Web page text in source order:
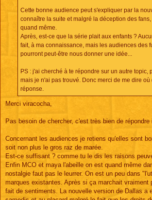
Cette bonne audience peut s'expliquer par la
connaître la suite et malgré la déception des
quand même.
Après, est-ce que la série plait aux enfants ?
fait, à ma connaissance, mais les audiences des
pourront peut-être nous donner une idée...
PS : j'ai cherché à te répondre sur un autre topic,
mais je n'ai pas trouvé. Donc merci de me dire où
réponse.
Merci viracocha,
Pas besoin de chercher, c'est très bien de répondre
Concernant les audiences je retiens qu'elles sont
soit non plus le gros raz de marée.
Est-ce suffisant ? comme tu le dis les raisons
Enfin MCO et maya l'abeille on est quand même
nostalgie faut pas le leurrer. On est un peu dans
marques existantes. Après si ça marchait vraiment
fait de sentiments. La nouvelle version de Dallas a